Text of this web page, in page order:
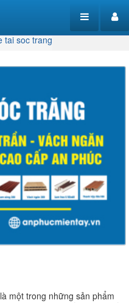
tai soc trang
một trong những sản phẩm